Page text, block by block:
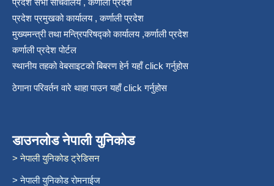
प्रदेश प्रमुखको कार्यालय , कर्णाली प्रदेश
मुख्यमन्त्री तथा मन्त्रिपरिषद्को कार्यालय ,कर्णाली प्रदेश
कर्णाली प्रदेश पोर्टल
स्थानीय तहको वेबसाइटको बिबरण हेर्न यहाँ click गर्नुहोस
ठेगाना परिवर्तन वारे थाहा पाउन यहाँ click गर्नुहोस
डाउनलोड नेपाली युनिकोड
> नेपाली युनिकोड ट्रेडिसन
> नेपाली युनिकोड रोमनाईज